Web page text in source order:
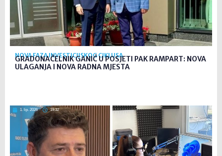
NOVA FAZA INVESTICIJSKOG CIKLUSA
GRADONAČELNIK GANIĆ U POSJETI PAK RAMPART: NOVA
ULAGANJA I NOVA RADNA MJESTA
1. lip. 2026 19:32